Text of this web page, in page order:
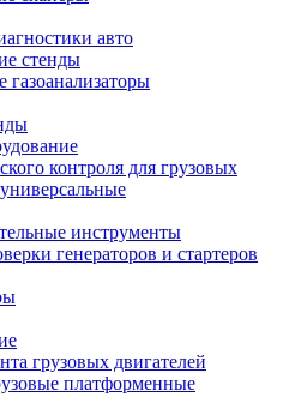
авто
стенды
контроля для грузовых
инструменты
генераторов и стартеров
грузовых двигателей
платформенные